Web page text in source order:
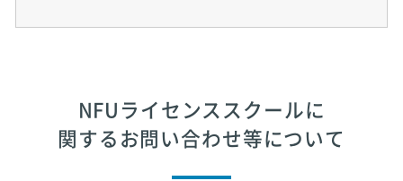
NFUライセンススクールに
関するお問い合わせ等について